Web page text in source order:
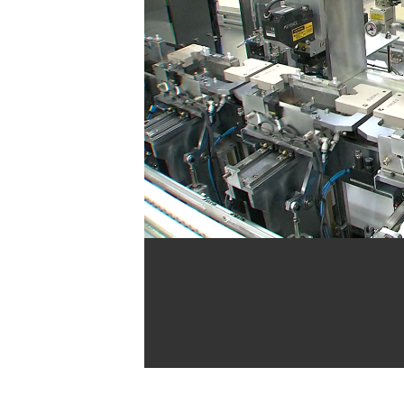
[할인50%] 한·미 투자 올인원 클래스 해외증시